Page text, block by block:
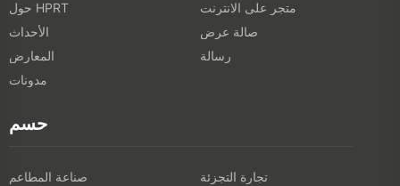
حول HPRT
متجر على الانترنت
الأحداث
صالة عرض
المعارض
رسالة
مدونات
حسم
صناعة المطاعم
تجارة التجزئة